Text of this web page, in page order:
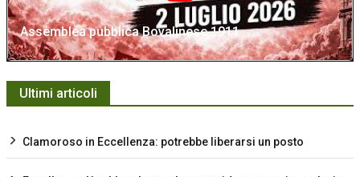
Assemblea pubblica Bovalinese 1911
Ultimi articoli
Clamoroso in Eccellenza: potrebbe liberarsi un posto